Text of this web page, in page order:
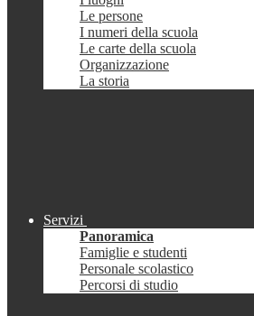
Le persone
I numeri della scuola
Le carte della scuola
Organizzazione
La storia
Servizi
Panoramica
Famiglie e studenti
Personale scolastico
Percorsi di studio